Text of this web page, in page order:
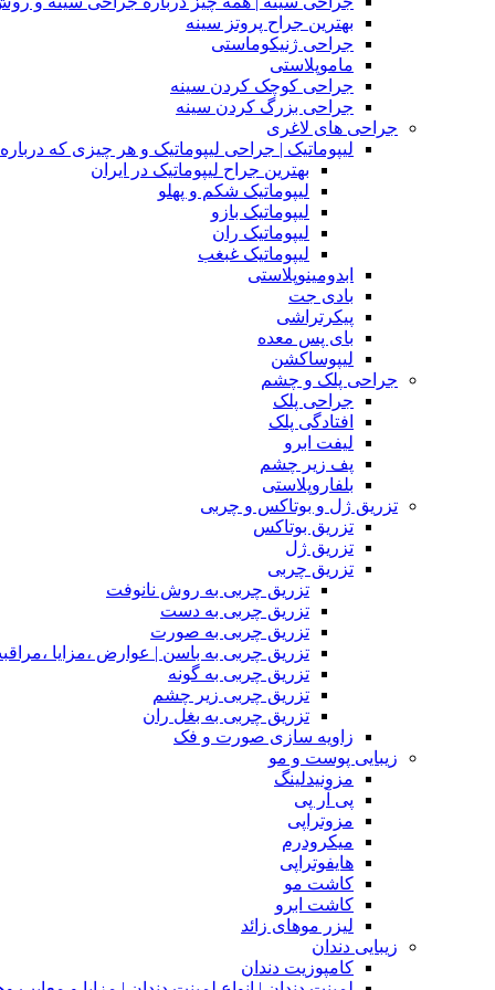
بهترین جراح پروتز سینه
جراحی ژنیکوماستی
ماموپلاستی
جراحی کوچک کردن سینه
جراحی بزرگ کردن سینه
جراحی های لاغری
لیپوماتیک | جراحی لیپوماتیک و هر چیزی که درباره
بهترین جراح لیپوماتیک در ایران
لیپوماتیک شکم و پهلو
لیپوماتیک بازو
لیپوماتیک ران
لیپوماتیک غبغب
ابدومینوپلاستی
بادی‌ جت
پیکرتراشی
بای پس معده
لیپوساکشن
جراحی پلک و چشم
جراحی پلک
افتادگی پلک
لیفت ابرو
پف زیر چشم
بلفاروپلاستی
تزریق ژل و بوتاکس و چربی
تزریق بوتاکس
تزریق ژل
تزریق چربی
تزریق چربی به روش نانوفت
تزریق چربی به دست
تزریق چربی به صورت
تزریق چربی به باسن | عوارض ،مزایا
تزریق چربی به گونه
تزریق چربی زیر چشم
تزریق چربی به بغل ران
زاویه سازی صورت و فک
زیبایی پوست و مو
مزونیدلینگ
پی آر پی
مزوتراپی
میکرودرم
هایفوتراپی
کاشت مو
کاشت ابرو
لیزر موهای زائد
زیبایی دندان
کامپوزیت دندان